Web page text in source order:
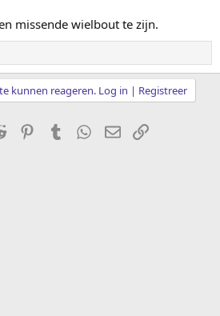
missende wielbout te zijn.
kunnen reageren. Log in | Registreer
Reddit PinterestTumblr WhatsApp
E-mailkoppeling